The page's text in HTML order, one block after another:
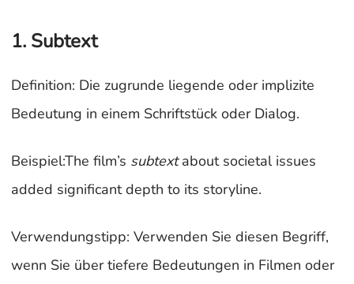
1. Subtext
Definition: Die zugrunde liegende oder implizite
Bedeutung in einem Schriftstück oder Dialog.
Beispiel:The film’s subtextabout societal issues
added significant depth to its storyline.
Verwendungstipp: Verwenden Sie diesen Begriff,
wenn Sie über tiefere Bedeutungen in Filmen oder